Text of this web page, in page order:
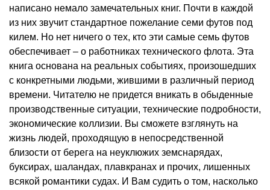
написано немало замечательных книг. Почти в каждой
из них звучит стандартное пожелание семи футов под
килем. Но нет ничего о тех, кто эти самые семь футов
обеспечивает – о работниках технического флота. Эта
книга основана на реальных событиях, произошедших
с конкретными людьми, жившими в различный период
времени. Читателю не придется вникать в обыденные
производственные ситуации, технические подробности,
экономические коллизии. Вы сможете взглянуть на
жизнь людей, проходящую в непосредственной
близости от берега на неуклюжих земснарядах,
буксирах, шаландах, плавкранах и прочих, лишенных
всякой романтики судах. И Вам судить о том, насколько